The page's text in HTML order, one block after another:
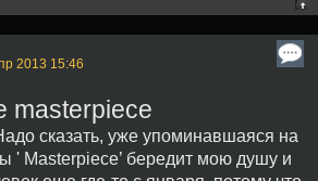
2013 15:46
masterpiece
сказать, уже упоминавшаяся на
' Masterpiece’ бередит мою душу и